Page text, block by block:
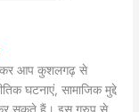
आप कुशलगढ़ से
घटनाएं, सामाजिक मुद्दे